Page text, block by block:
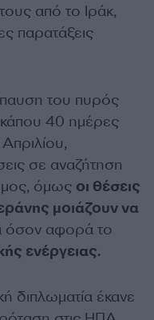
από το Ιράκ,
παρατάξεις
του πυρός
κάπου 40 ημέρες
σε αναζήτηση
όμως οι θέσεις
μοιάζουν να
όσον αφορά το
ενέργειας.
διπλωματία έκανε